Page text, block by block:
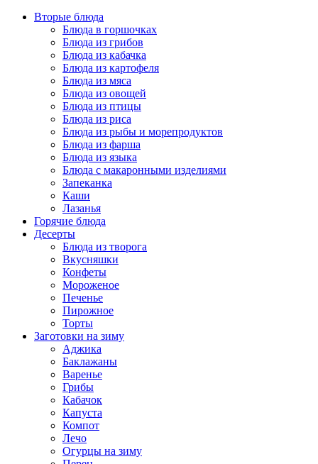
Вторые блюда
Блюда в горшочках
Блюда из грибов
Блюда из кабачка
Блюда из картофеля
Блюда из мяса
Блюда из овощей
Блюда из птицы
Блюда из риса
Блюда из рыбы и морепродуктов
Блюда из фарша
Блюда из языка
Блюда с макаронными изделиями
Запеканка
Каши
Лазанья
Горячие блюда
Десерты
Блюда из творога
Вкусняшки
Конфеты
Мороженое
Печенье
Пирожное
Торты
Заготовки на зиму
Аджика
Баклажаны
Варенье
Грибы
Кабачок
Капуста
Компот
Лечо
Огурцы на зиму